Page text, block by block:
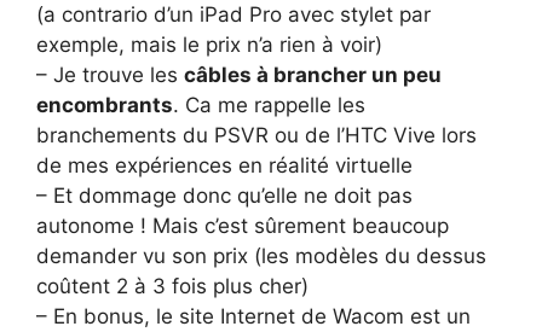
(a contrario d’un iPad Pro avec stylet par
exemple, mais le prix n’a rien à voir)
– Je trouve les câbles à brancher un peu
encombrants. Ca me rappelle les
branchements du PSVR ou de l’HTC Vive lors
de mes expériences en réalité virtuelle
– Et dommage donc qu’elle ne doit pas
autonome ! Mais c’est sûrement beaucoup
demander vu son prix (les modèles du dessus
coûtent 2 à 3 fois plus cher)
– En bonus, le site Internet de Wacom est un